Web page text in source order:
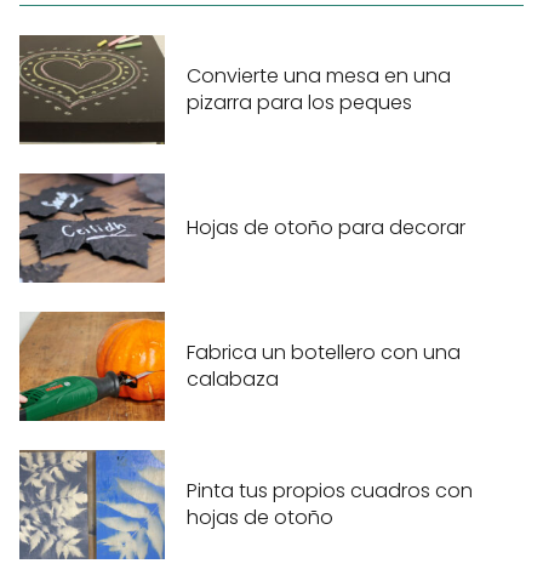
Convierte una mesa en una
pizarra para los peques
Hojas de otoño para decorar
Fabrica un botellero con una
calabaza
Pinta tus propios cuadros con
hojas de otoño